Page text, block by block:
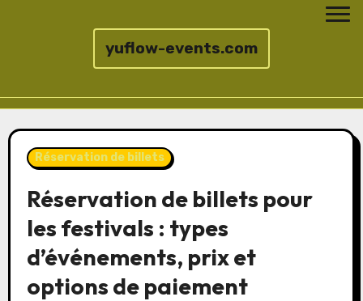
yuflow-events.com
to
contentRéservation de billets
Réservation de billets pour
les festivals : types
d’événements, prix et
options de paiement